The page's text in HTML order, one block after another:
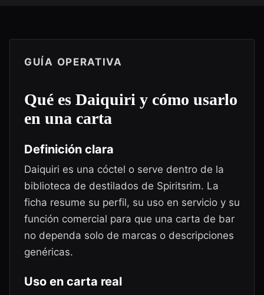
GUÍA OPERATIVA
Qué es Daiquiri y cómo usarlo
en una carta
Definición clara
Daiquiri es una cóctel o serve dentro de la
biblioteca de destilados de Spiritsrim. La
ficha resume su perfil, su uso en servicio y su
función comercial para que una carta de bar
no dependa solo de marcas o descripciones
genéricas.
Uso en carta real